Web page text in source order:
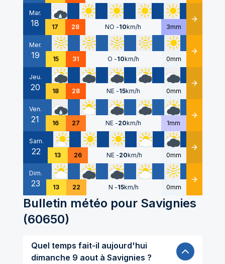
Mar.
18 17 28 NO -10km/h 3mm Détails
Mer.
19 15 31 O -10km/h 0mm Détails
Jeu.
20 18 28 NE -15km/h 0mm Détails
Ven.
21 16 27 NE -20km/h 1mm Détails
Sam.
22 13 26 NE -20km/h 0mm Détails
Dim.
23 13 22 N -15km/h 0mm Détails
Bulletin météo pour Savignies
(60650)
Quel temps fait-il aujourd'hui
dimanche 9 aout à Savignies ?